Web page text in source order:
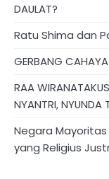
DAULAT?
Ratu Shima dan
GERBANG
RAA
NYANTRI, NYUNDA
Negara Mayoritas
yang Religius